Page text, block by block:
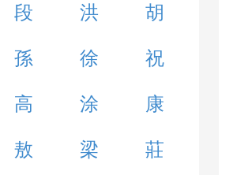
段 洪 胡
孫 徐 祝
高 涂 康
敖 梁 莊